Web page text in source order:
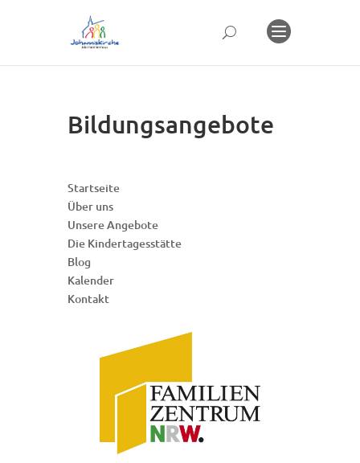
Bildungsangebote
Startseite
Über uns
Unsere Angebote
Die Kindertagesstätte
Blog
Kalender
Kontakt